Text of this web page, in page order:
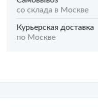
со склада в Москве
Курьерская доставка
по Москве